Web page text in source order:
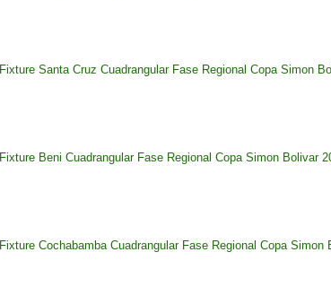
Fixture Santa Cruz Cuadrangular Fase Regional Copa Simon
Fixture Beni Cuadrangular Fase Regional Copa Simon Bolivar
Fixture Cochabamba Cuadrangular Fase Regional Copa Simon